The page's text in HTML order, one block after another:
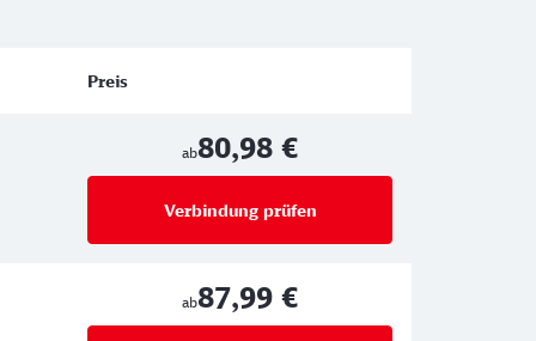
Preis
ab80,98 €
Verbindung prüfen
ab87,99 €